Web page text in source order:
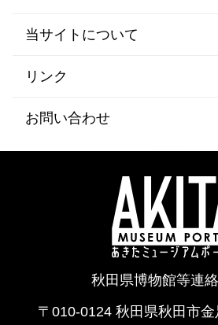
当サイトについて
リンク
お問い合わせ
秋田県博物館等連
〒010-0124 秋田県秋田市